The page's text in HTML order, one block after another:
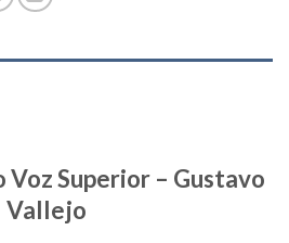
Voz Superior – Gustavo
Vallejo